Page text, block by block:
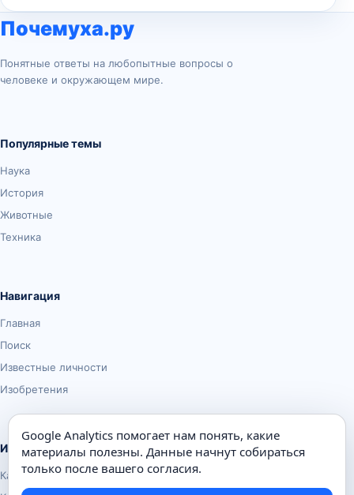
Почемуха.ру
Понятные ответы на любопытные вопросы о
человеке и окружающем мире.
Популярные темы
Наука
История
Животные
Техника
Навигация
Главная
Поиск
Известные личности
Изобретения
Информация
Карта сайта
Google Analytics помогает нам понять, какие
материалы полезны. Данные начнут собираться
только после вашего согласия.